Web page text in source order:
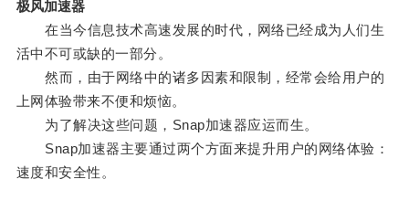
极风加速器
在当今信息技术高速发展的时代，网络已经成为人们生
活中不可或缺的一部分。
然而，由于网络中的诸多因素和限制，经常会给用户的
上网体验带来不便和烦恼。
为了解决这些问题，Snap加速器应运而生。
Snap加速器主要通过两个方面来提升用户的网络体验：
速度和安全性。